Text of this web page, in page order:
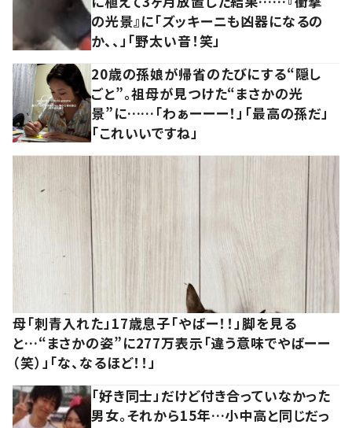
の光景』に「ズッキーニも凶器になるの
か、、」「野太い音！笑」
20歳の孫娘が帰省のたびにする“隠し
ごと”。祖母が見つけた“まさかの光
景”に……「わぁーーー！」「最高の孫だ」
「これいいですね」
母「刺青入れた」17歳息子「やばー！！」脚を見る
と…“まさかの姿”に277万表示「違う意味でやばーー
（笑）」「な、なるほど！！」
「好き同士」だけど付き合っていなかった
男女。それから15年…小中高と同じだっ